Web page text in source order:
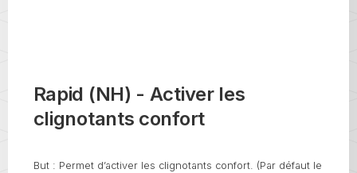
Rapid (NH) - Activer les
clignotants confort
But : Permet d’activer les clignotants confort. (Par défaut le